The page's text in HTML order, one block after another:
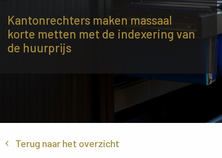
Kantonrechters maken massaal
korte metten met de indexering van
de huurprijs
Terug naar het overzicht